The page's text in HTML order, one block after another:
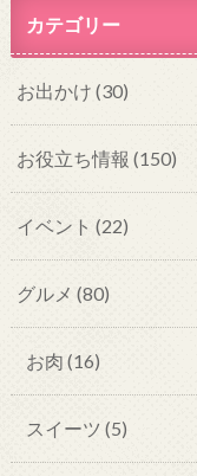
カテゴリー
お出かけ (30)
お役立ち情報 (150)
イベント (22)
グルメ (80)
お肉 (16)
スイーツ (5)